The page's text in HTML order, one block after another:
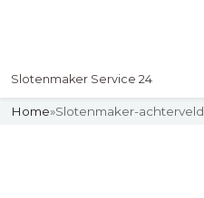
Slotenmaker Service 24
Home»Slotenmaker-achterveld